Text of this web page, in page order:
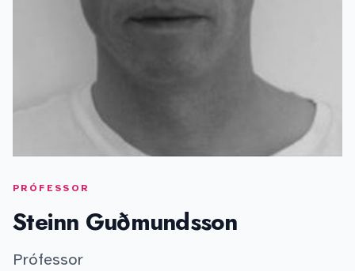
PRÓFESSOR
Steinn Guðmundsson
Prófessor